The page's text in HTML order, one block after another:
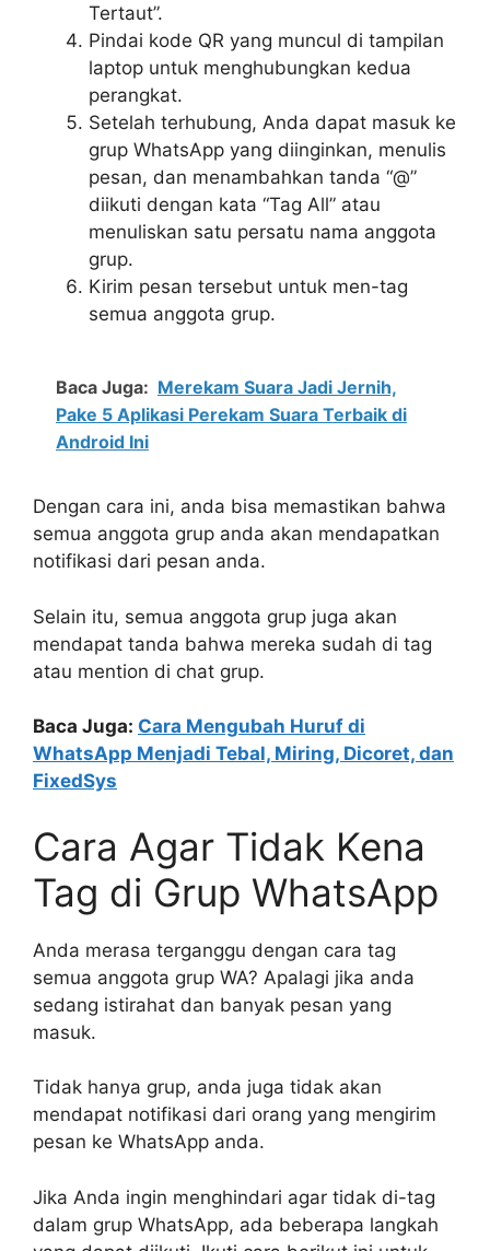
Tertaut”.
Pindai kode QR yang muncul di tampilan
laptop untuk menghubungkan kedua
perangkat.
Setelah terhubung, Anda dapat masuk ke
grup WhatsApp yang diinginkan, menulis
pesan, dan menambahkan tanda “@”
diikuti dengan kata “Tag All” atau
menuliskan satu persatu nama anggota
grup.
Kirim pesan tersebut untuk men-tag
semua anggota grup.
Baca Juga: Merekam Suara Jadi Jernih,
Pake 5 Aplikasi Perekam Suara Terbaik di
Android Ini
Dengan cara ini, anda bisa memastikan bahwa
semua anggota grup anda akan mendapatkan
notifikasi dari pesan anda.
Selain itu, semua anggota grup juga akan
mendapat tanda bahwa mereka sudah di tag
atau mention di chat grup.
Baca Juga: Cara Mengubah Huruf di
WhatsApp Menjadi Tebal, Miring, Dicoret, dan
FixedSys
Cara Agar Tidak Kena
Tag di Grup WhatsApp
Anda merasa terganggu dengan cara tag
semua anggota grup WA? Apalagi jika anda
sedang istirahat dan banyak pesan yang
masuk.
Tidak hanya grup, anda juga tidak akan
mendapat notifikasi dari orang yang mengirim
pesan ke WhatsApp anda.
Jika Anda ingin menghindari agar tidak di-tag
dalam grup WhatsApp, ada beberapa langkah